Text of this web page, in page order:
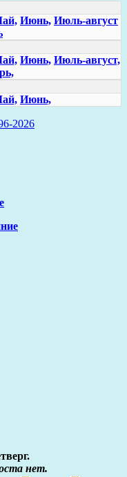
Июнь, Июль-август
Июнь, Июль-август,
Июнь,
2026
нет.